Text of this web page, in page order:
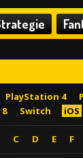
PlayStation 4
Switch iOS
C D E F